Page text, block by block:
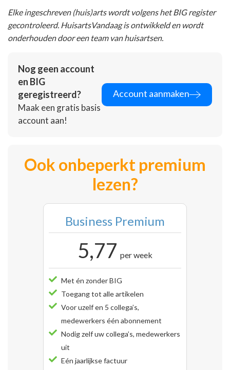
Elke ingeschreven (huis)arts wordt volgens het BIG register
gecontroleerd. HuisartsVandaag is ontwikkeld en wordt
onderhouden door een team van huisartsen.
Nog geen account
en BIG
geregistreerd?
Maak een gratis basis
account aan!
Account aanmaken
Ook onbeperkt premium
lezen?
Business Premium
5,77 per week
Met én zonder BIG
Toegang tot alle artikelen
Voor uzelf en 5 collega’s,
medewerkers één abonnement
Nodig zelf uw collega’s, medewerkers
uit
Eén jaarlijkse factuur